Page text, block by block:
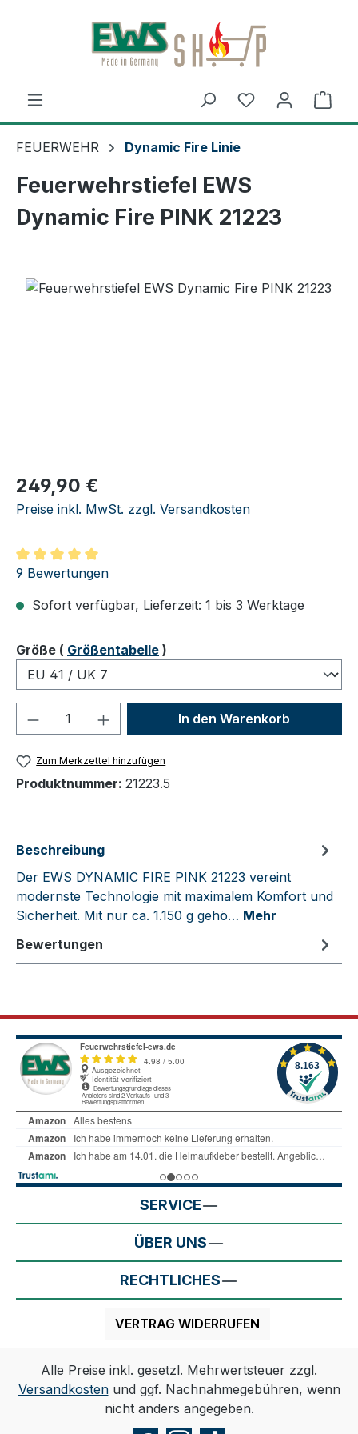
Zum Hauptinhalt springen
FEUERWEHR Dynamic Fire Linie
Feuerwehrstiefel EWS
Dynamic Fire PINK 21223
Regulärer Preis:
249,90 €
Preise inkl. MwSt. zzgl. Versandkosten
Durchschnittliche Bewertung von 5 von 5 Sternen
9 Bewertungen
Sofort verfügbar, Lieferzeit: 1 bis 3 Werktage
Größeauswählen
( Größentabelle )
Produkt Anzahl: Gib denIn den Warenkorb
Zum Merkzettel hinzufügen
Produktnummer: 21223.5
Beschreibung
Der EWS DYNAMIC FIRE PINK 21223 vereint
modernste Technologie mit maximalem Komfort und
Sicherheit. Mit nur ca. 1.150 g gehö… Mehr
Bewertungen
SERVICE
ÜBER UNS
RECHTLICHES
VERTRAG WIDERRUFEN
Alle Preise inkl. gesetzl. Mehrwertsteuer zzgl.
Versandkostenund ggf. Nachnahmegebühren, wenn
nicht anders angegeben.